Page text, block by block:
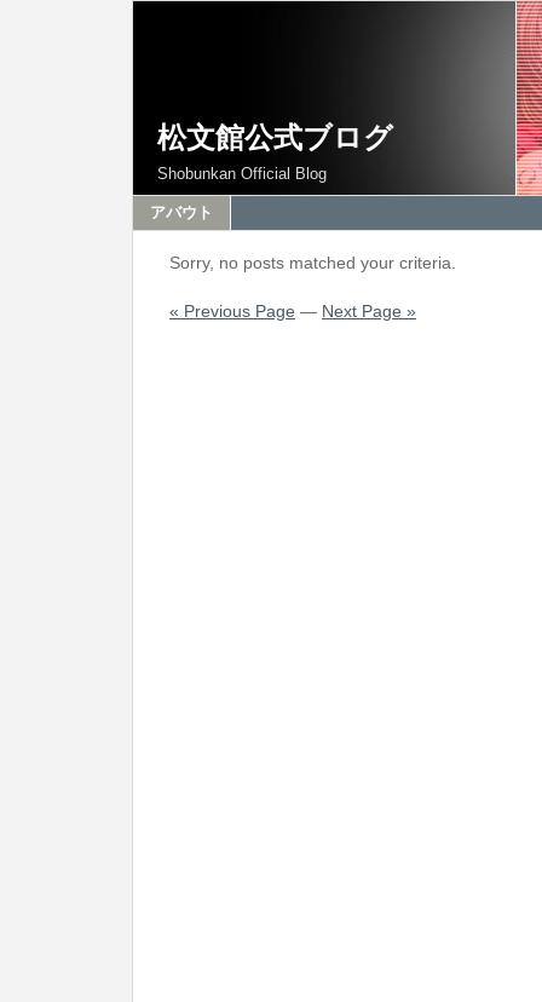
松文館公式ブログ
Shobunkan Official Blog
アバウト
Sorry, no posts matched your criteria.
« Previous Page — Next Page »